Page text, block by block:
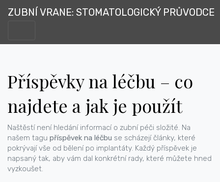
ZUBNÍ VRANE: STOMATOLOGICKÝ PRŮVODCE
Příspěvky na léčbu – co
najdete a jak je použít
Naštěstí není hledání informací o zubní péči složité. Na
našem tagu příspěvek na léčbu se scházejí články, které
pokrývají vše od bělení po implantáty. Každý příspěvek je
napsaný tak, aby vám dal konkrétní rady, které můžete hned
vyzkoušet.